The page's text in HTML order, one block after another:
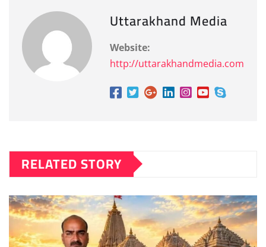
Uttarakhand Media
Website:
http://uttarakhandmedia.com
RELATED STORY